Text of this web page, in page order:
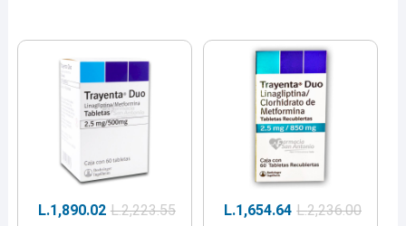
L.2,223.55
L.1,890.02 L.2,236.00
L.1,654.64